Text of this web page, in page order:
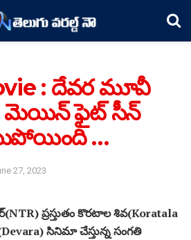
: దేవర మూవీ
మెయిన్ ఫైట్ సీన్
…
27, 2023
ప్రస్తుతం కొరటాల శివ(Koratala
సినిమా చేస్తున్న సంగతి